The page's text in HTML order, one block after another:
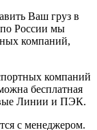
Ваш груз в
России мы
компаний,
компаний
бесплатная
Линии и ПЭК.
с менеджером.